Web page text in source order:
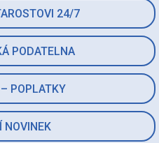
24/7
PODATELNA
POPLATKY
NOVINEK